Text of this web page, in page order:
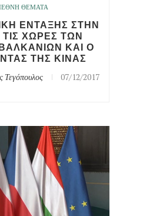
ΘΕΜΑΤΑ
ΕΝΤΑΞΗΣ ΣΤΗΝ
ΤΙΣ ΧΩΡΕΣ ΤΩΝ
ΚΑΙ Ο
ΤΗΣ ΚΙΝΑΣ
07/12/2017